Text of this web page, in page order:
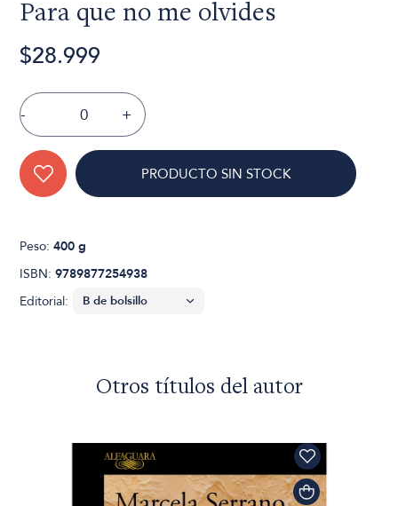
Para que no me olvides
$28.999
- +
PRODUCTO SIN STOCK
Peso:400 g
ISBN:9789877254938
Editorial:
Otros títulos del autor